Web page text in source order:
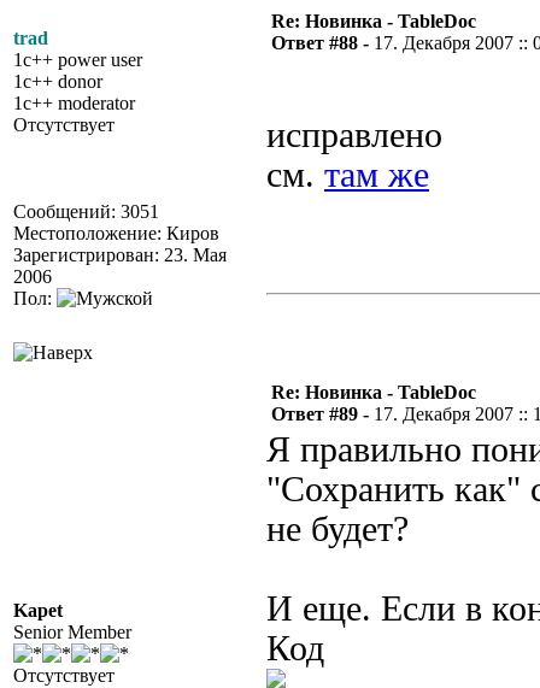
trad
1c++ power user
1c++ donor
1c++ moderator
Отсутствует
Сообщений: 3051
Местоположение: Киров
Зарегистрирован: 23. Мая
2006
Пол:
Re: Новинка - TableDoc
Ответ #88 - 17. Декабря 2007 ::
исправлено
см. там же
Kapet
Senior Member
Отсутствует
Re: Новинка - TableDoc
Ответ #89 - 17. Декабря 2007 ::
Я правильно
"Сохранить как"
не будет?
И еще. Если в
Код